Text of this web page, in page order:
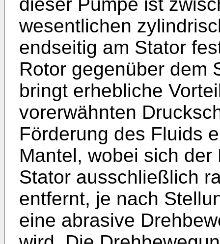
wesentlichen
endseitig am Stator
Rotor gegenüber dem
bringt erhebliche
vorerwähnten
Förderung des Fluids
Mantel, wobei sich
Stator ausschließlich
entfernt, je nach
eine abrasive